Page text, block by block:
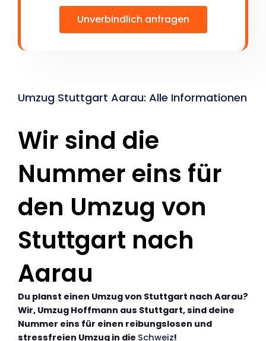
Unverbindlich anfragen
Umzug Stuttgart Aarau: Alle Informationen
Wir sind die
Nummer eins für
den Umzug von
Stuttgart nach
Aarau
Du planst einen Umzug von Stuttgart nach Aarau?
Wir, Umzug Hoffmann aus Stuttgart, sind deine
Nummer eins für einen reibungslosen und
stressfreien Umzug in die Schweiz!